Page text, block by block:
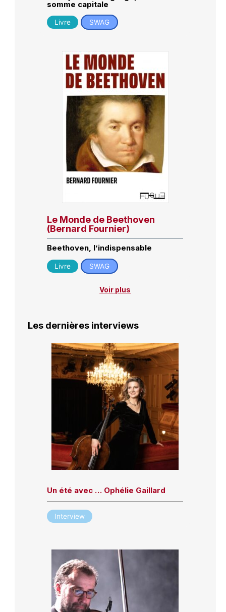
somme capitale
Livre SWAG
Le Monde de Beethoven
(Bernard Fournier)
Beethoven, l’indispensable
Livre SWAG
Voir plus
Les dernières interviews
Un été avec … Ophélie Gaillard
Interview